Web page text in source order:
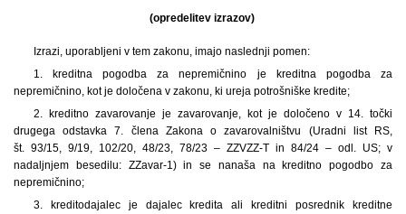
(opredelitev izrazov)
Izrazi, uporabljeni v tem zakonu, imajo naslednji pomen:
1. kreditna pogodba za nepremičnino je kreditna pogodba za
nepremičnino, kot je določena v zakonu, ki ureja potrošniške kredite;
2. kreditno zavarovanje je zavarovanje, kot je določeno v 14. točki
drugega odstavka 7. člena Zakona o zavarovalništvu (Uradni list RS,
št. 93/15, 9/19, 102/20, 48/23, 78/23 – ZZVZZ-T in 84/24 – odl. US; v
nadaljnjem besedilu: ZZavar-1) in se nanaša na kreditno pogodbo za
nepremičnino;
3. kreditodajalec je dajalec kredita ali kreditni posrednik kreditne